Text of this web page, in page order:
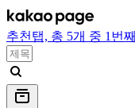
추천 탭, 총 5개 중 1번째